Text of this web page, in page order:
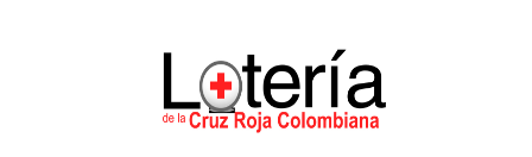
Lotería de Risaralda